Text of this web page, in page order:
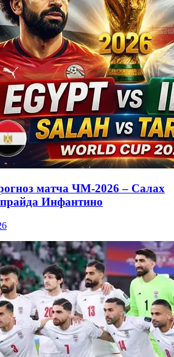
матча ЧМ-2026 – Салах
Инфантино